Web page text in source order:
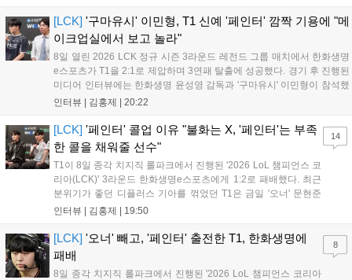
더욱 가속화될 전망이다....
[LCK] '구마유시' 이민형, T1 신예 '페인터' 깜짝 기용에 "메
이크업실에서 보고 놀라"
8일 열린 2026 LCK 정규 시즌 3라운드 레전드 그룹 매치에서 한화생명
e스포츠가 T1을 2:1로 제압하며 3연패 탈출에 성공했다. 경기 후 진행된
미디어 인터뷰에는 한화생명 윤성영 감독과 '구마유시' 이민형이 참석했
다. 먼저 승리 소감에 대해 윤성영 감독은 "오랜만에 승리해 기분이 좋고,
인터뷰 | 김홍제 | 20:22
[LCK] '페인터' 콜업 이유 "불화는 X, '페인터'는 부족
한 콜을 채워줄 선수"
T1이 8일 종각 치지직 롤파크에서 진행된 '2026 LoL 챔피언스 코
리아(LCK)' 3라운드 한화생명e스포츠에게 1:2로 패배했다. 최근
분위기가 좋던 디플러스 기아를 꺾었던 T1은 금일 '오너' 문현준
을 빼고 신예 '페인터' 김은후를 투입시키는 강수를 뒀으나 결국
즈' 김수환의 인터뷰 내...
인터뷰 | 김홍제 | 19:50
14
[LCK] '오너' 빼고, '페인터' 출전한 T1, 한화생명에
패배
8일 종각 치지직 롤파크에서 진행된 '2026 LoL 챔피언스 코리아
8